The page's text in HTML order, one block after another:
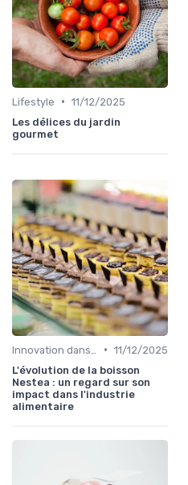
Lifestyle • 11/12/2025
Les délices du jardin
gourmet
• 11/12/2025
L'évolution de la boisson
Nestea : un regard sur son
impact dans l'industrie
alimentaire